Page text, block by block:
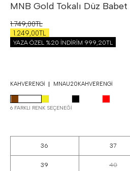
MNB Gold Tokalı Düz Babet
1.749,00TL
1.249,00TL
YAZA ÖZEL %20 İNDİRİM 999,20TL
KAHVERENGI MNAU20KAHVERENGI
6 FARKLI RENK SEÇENEĞI
36 37
39 40